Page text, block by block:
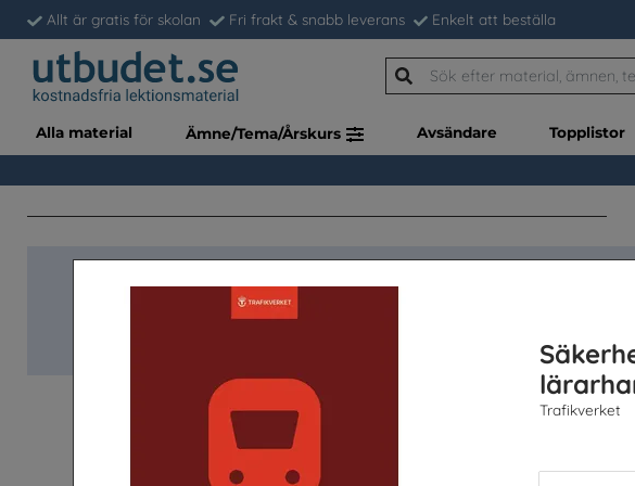
Trafikverket
Allt är gratis för skolan Fri frakt & snabb leverans Enkelt att beställa
Alla material Ämne/Tema/Årskurs Avsändare Topplistor
Snabb-beställning - om du vill ha